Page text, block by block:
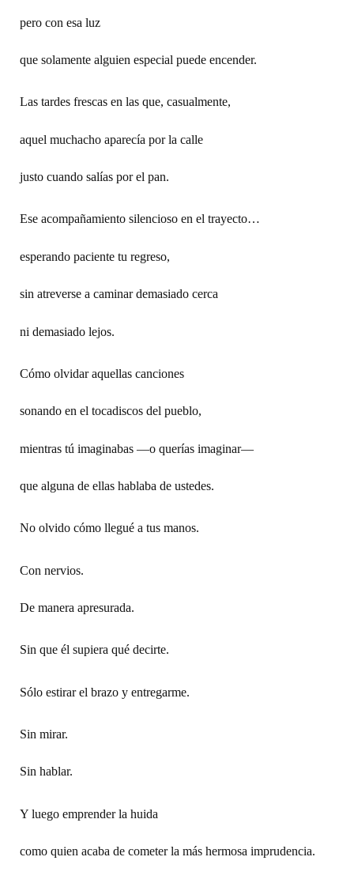
pero con esa luz
que solamente alguien especial puede encender.
Las tardes frescas en las que, casualmente,
aquel muchacho aparecía por la calle
justo cuando salías por el pan.
Ese acompañamiento silencioso en el trayecto…
esperando paciente tu regreso,
sin atreverse a caminar demasiado cerca
ni demasiado lejos.
Cómo olvidar aquellas canciones
sonando en el tocadiscos del pueblo,
mientras tú imaginabas —o querías imaginar—
que alguna de ellas hablaba de ustedes.
No olvido cómo llegué a tus manos.
Con nervios.
De manera apresurada.
Sin que él supiera qué decirte.
Sólo estirar el brazo y entregarme.
Sin mirar.
Sin hablar.
Y luego emprender la huida
como quien acaba de cometer la más hermosa imprudencia.